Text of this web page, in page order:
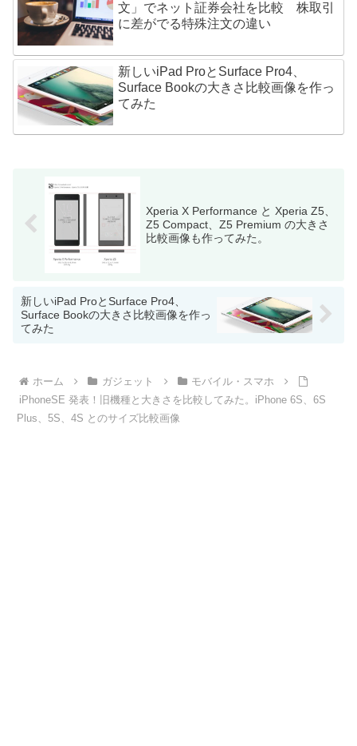
文」でネット証券会社を比較 株取引
に差がでる特殊注文の違い
新しいiPad ProとSurface Pro4、
Surface Bookの大きさ比較画像を作っ
てみた
Xperia X Performance と Xperia Z5、
Z5 Compact、Z5 Premium の大きさ
比較画像も作ってみた。
新しいiPad ProとSurface Pro4、
Surface Bookの大きさ比較画像を作っ
てみた
ホーム ガジェット
モバイル・スマホ
iPhoneSE 発表！旧機種と大きさを比較してみた。iPhone 6S、6S
Plus、5S、4S とのサイズ比較画像